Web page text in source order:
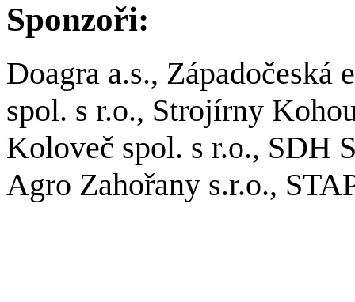
Sponzoři:
Doagra a.s.,
spol. s r.o., Strojírny
Koloveč spol. s r.o., SDH
Agro Zahořany s.r.o.,